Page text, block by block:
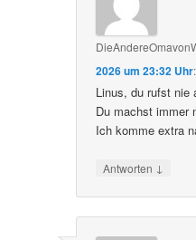
2026 um 23:32 Uhr:
Linus, du rufst nie
Du machst immer
Ich komme extra
Antworten ↓